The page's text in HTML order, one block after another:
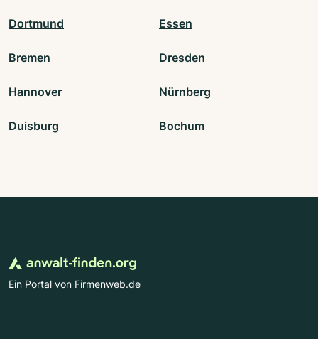
Dortmund Essen
Bremen Dresden
Hannover Nürnberg
Duisburg Bochum
Ein Portal von Firmenweb.de